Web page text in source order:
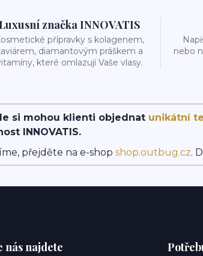
značka INNOVATIS
přípravky s kolagenem,
diamantovým práškem a
které omlazují Vaše vlasy.
nebo
si mohou klienti objednat unikátní
INNOVATIS.
přejděte na e-shop shop.outbug.cz.
nás najdete